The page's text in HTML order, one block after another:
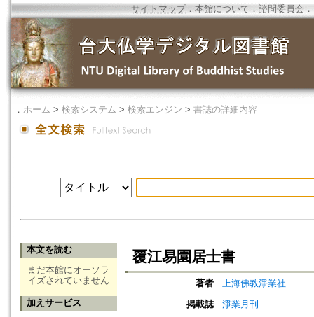
サイトマップ．本館について ． 諮問委員会 ．
． ホーム > 検索システム > 検索エンジン > 書誌の詳細内容
本文を読む
まだ本館にオーソラ
イズされていません
加えサービス
覆江易園居士書
著者
上海佛教淨業社
掲載誌
淨業月刊